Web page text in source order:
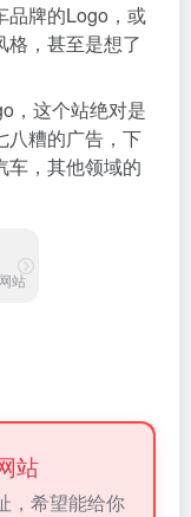
品牌的Logo，或
格，甚至是想了
，这个站绝对是
八糟的广告，下
车，其他领域的
站
站
，希望能给你